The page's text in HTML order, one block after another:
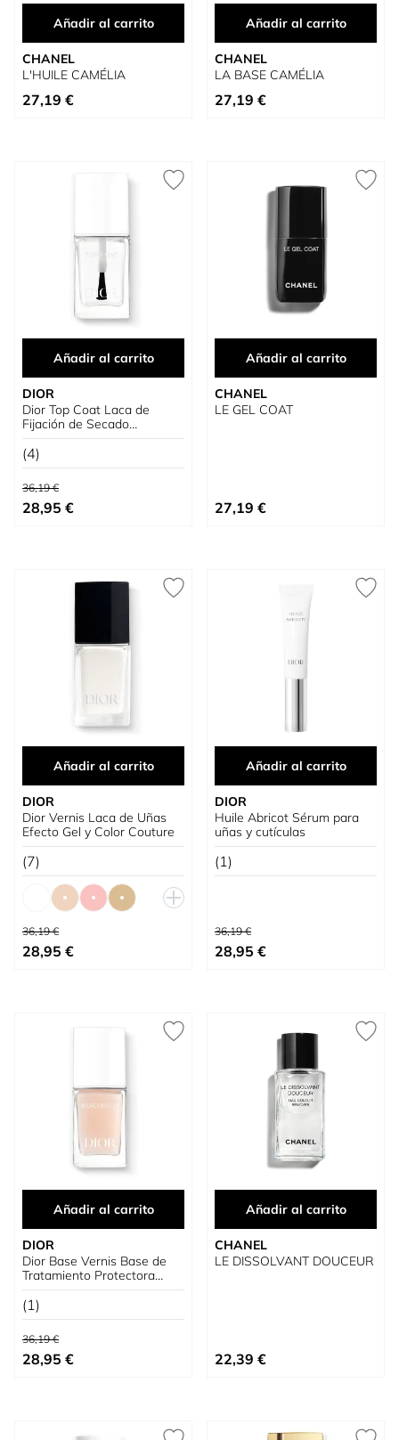
Añadir al carrito
CHANEL
L'HUILE CAMÉLIA
Precio especial
27,19 €
Añadir al carrito
CHANEL
LA BASE CAMÉLIA
Precio especial
27,19 €
Añadir al carrito
DIOR
Dior Top Coat Laca de
Fijación de Secado
Ultrarrápido
(4)
Precio habitual
36,19 €
Precio especial
28,95 €
Añadir al carrito
CHANEL
LE GEL COAT
Precio especial
27,19 €
Añadir al carrito
DIOR
Dior Vernis Laca de Uñas
Efecto Gel y Color Couture
(7)
Precio habitual
36,19 €
Tan bajo como
28,95 €
Añadir al carrito
DIOR
Huile Abricot Sérum para
uñas y cutículas
(1)
Precio habitual
36,19 €
Precio especial
28,95 €
Añadir al carrito
DIOR
Dior Base Vernis Base de
Tratamiento Protectora
Para Las Uñas
(1)
Precio habitual
36,19 €
Precio especial
28,95 €
Añadir al carrito
CHANEL
LE DISSOLVANT DOUCEUR
Precio especial
22,39 €